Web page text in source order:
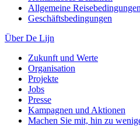
Allgemeine Reisebedingungen
Geschäftsbedingungen
Über De Lijn
Zukunft und Werte
Organisation
Projekte
Jobs
Presse
Kampagnen und Aktionen
Machen Sie mit, hin zu